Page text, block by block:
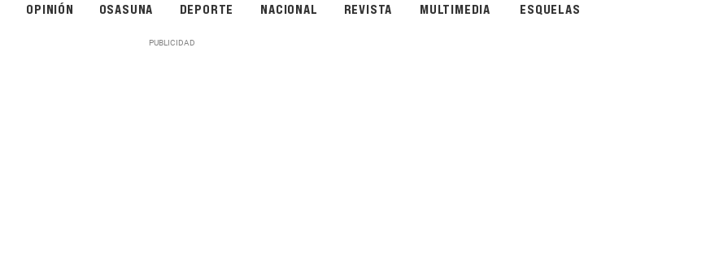
OPINIÓN OSASUNA DEPORTE NACIONAL REVISTA MULTIMEDIA ESQUELAS